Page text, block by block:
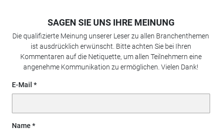
SAGEN SIE UNS IHRE MEINUNG
Die qualifizierte Meinung unserer Leser zu allen Branchenthemen
ist ausdrücklich erwünscht. Bitte achten Sie bei Ihren
Kommentaren auf die Netiquette, um allen Teilnehmern eine
angenehme Kommunikation zu ermöglichen. Vielen Dank!
E-Mail
Name